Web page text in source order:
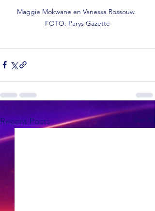
Maggie Mokwane en Vanessa Rossouw.
FOTO: Parys Gazette
Recent Posts See All